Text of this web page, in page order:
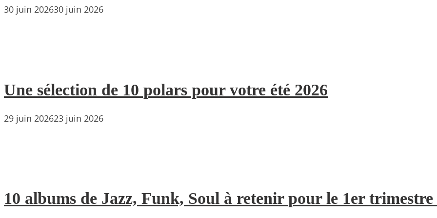
30 juin 202630 juin 2026
Une sélection de 10 polars pour votre été 2026
29 juin 202623 juin 2026
10 albums de Jazz, Funk, Soul à retenir pour le 1er trimestre